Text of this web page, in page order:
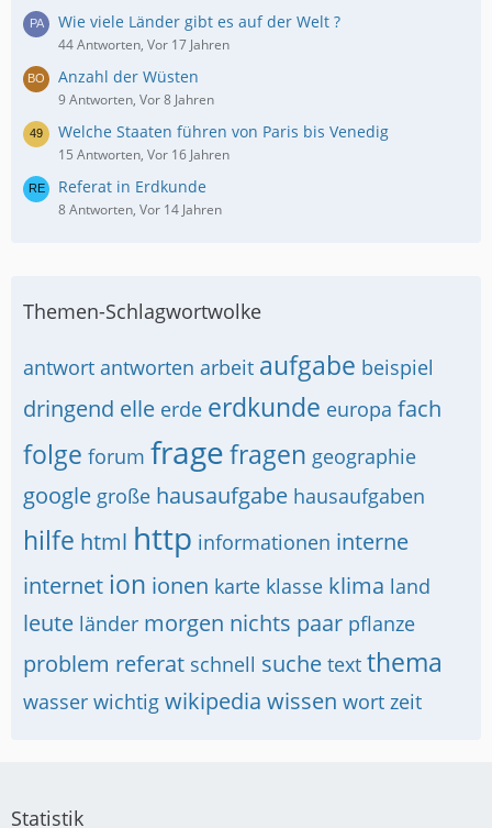
Wie viele Länder gibt es auf der Welt ?
44 Antworten, Vor 17 Jahren
Anzahl der Wüsten
9 Antworten, Vor 8 Jahren
Welche Staaten führen von Paris bis Venedig
15 Antworten, Vor 16 Jahren
Referat in Erdkunde
8 Antworten, Vor 14 Jahren
Themen-Schlagwortwolke
antwort antworten arbeit aufgabe beispiel
dringend elle erde erdkunde europa fach
folge forum fragefragen geographie
google große hausaufgabe hausaufgaben
hilfe html http informationen interne
internet ion ionen karte klasse klima land
leute länder morgen nichts paar pflanze
problem referat schnell suche text thema
wasser wichtig wikipedia wissen wort zeit
Statistik